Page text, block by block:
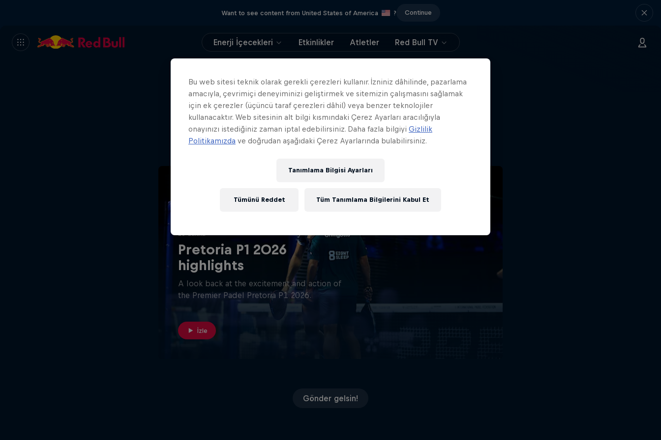
Want to see content from United States of America ? Continue
Enerji İçecekleri Etkinlikler Atletler Red Bull TV
404
Ahh, bu utanç verici. Sayfa
nereye gitti?!?
26 dakika
Pretoria P1 2026
highlights
A look back at the excitement and action of
the Premier Padel Pretoria P1 2026.
İzle
Gönder gelsin!
Bu web sitesi teknik olarak gerekli çerezleri kullanır. İzniniz dâhilinde, pazarlama
amacıyla, çevrimiçi deneyiminizi geliştirmek ve sitemizin çalışmasını sağlamak
için ek çerezler (üçüncü taraf çerezleri dâhil) veya benzer teknolojiler
kullanacaktır. Web sitesinin alt bilgi kısmındaki Çerez Ayarları aracılığıyla
onayınızı istediğiniz zaman iptal edebilirsiniz. Daha fazla bilgiyi Gizlilik
Politikamızda ve doğrudan aşağıdaki Çerez Ayarlarında bulabilirsiniz.
Tanımlama Bilgisi Ayarları
Tümünü Reddet Tüm Tanımlama Bilgilerini Kabul Et